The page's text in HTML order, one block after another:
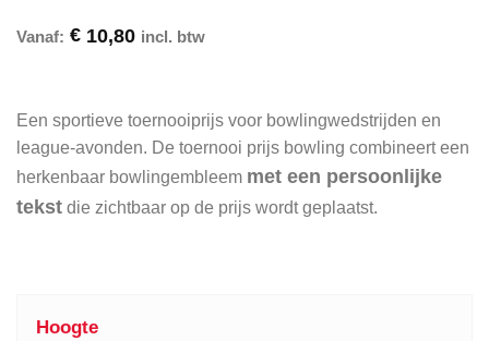
Vanaf: € 10,80 incl. btw
Een sportieve toernooiprijs voor bowlingwedstrijden en
league-avonden. De toernooi prijs bowling combineert een
herkenbaar bowlingembleem met een persoonlijke
tekst die zichtbaar op de prijs wordt geplaatst.
Hoogte